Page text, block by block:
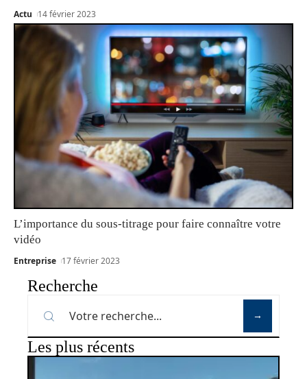
Actu 14 février 2023
L’importance du sous-titrage pour faire connaître votre
vidéo
Entreprise 17 février 2023
Recherche
Les plus récents